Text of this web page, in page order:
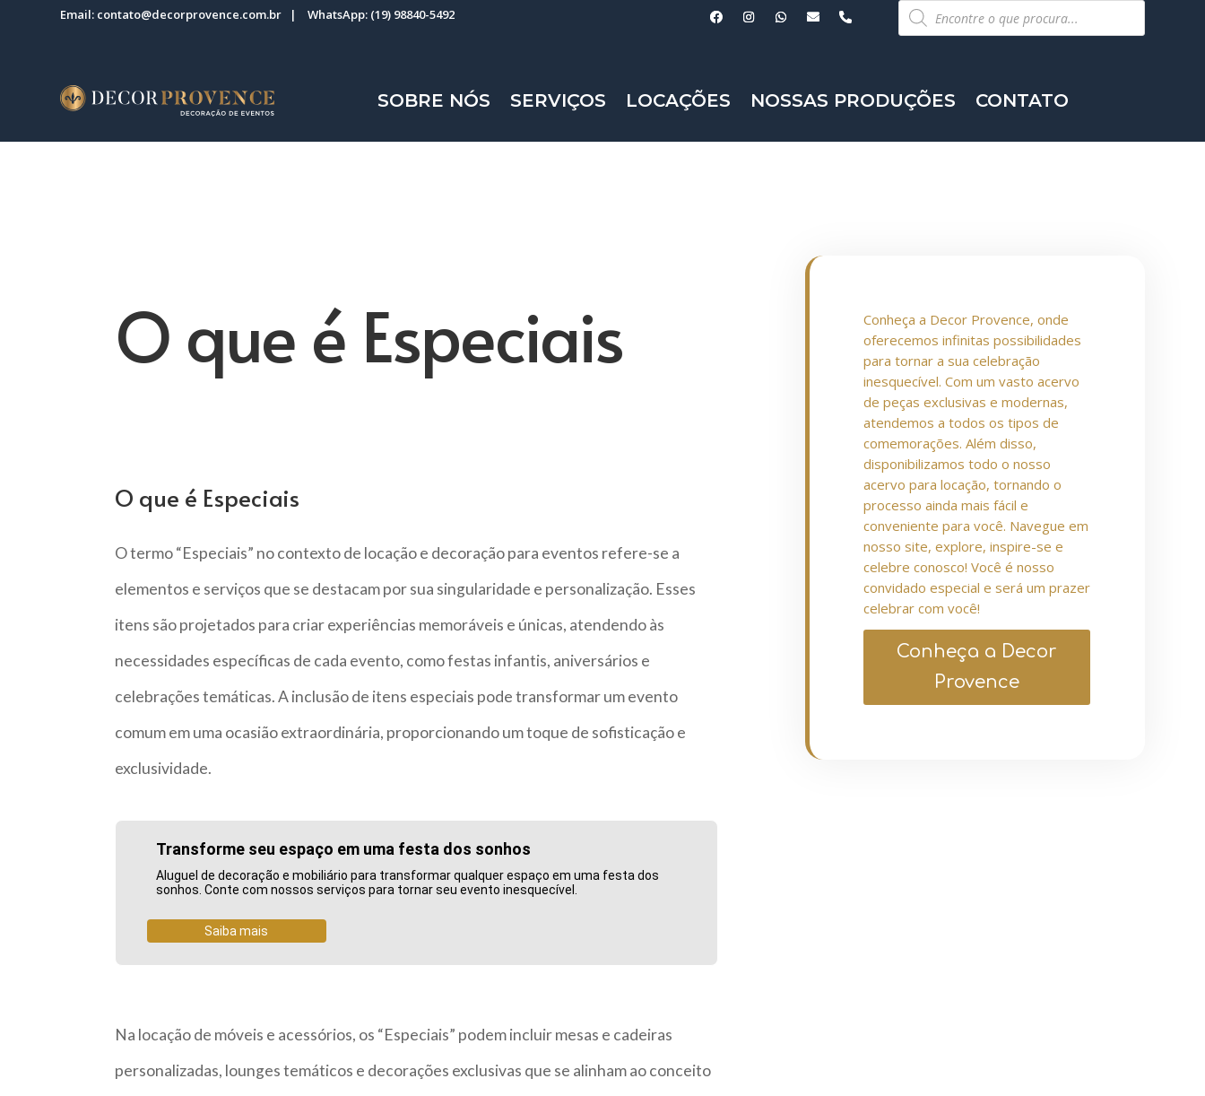
Email: contato@decorprovence.com.br | WhatsApp: (19) 98840-5492
Pesquisar
produtos
SOBRE NÓS SERVIÇOS LOCAÇÕES NOSSAS PRODUÇÕES CONTATO
O que é Especiais
O que é Especiais
O termo “Especiais” no contexto de locação e decoração para eventos refere-se a
elementos e serviços que se destacam por sua singularidade e personalização. Esses
itens são projetados para criar experiências memoráveis e únicas, atendendo às
necessidades específicas de cada evento, como festas infantis, aniversários e
celebrações temáticas. A inclusão de itens especiais pode transformar um evento
comum em uma ocasião extraordinária, proporcionando um toque de sofisticação e
exclusividade.
Transforme seu espaço em uma festa dos sonhos
Aluguel de decoração e mobiliário para transformar qualquer espaço em uma festa dos
sonhos. Conte com nossos serviços para tornar seu evento inesquecível.
Saiba mais
Na locação de móveis e acessórios, os “Especiais” podem incluir mesas e cadeiras
personalizadas, lounges temáticos e decorações exclusivas que se alinham ao conceito
Conheça a Decor Provence, onde
oferecemos infinitas possibilidades
para tornar a sua celebração
inesquecível. Com um vasto acervo
de peças exclusivas e modernas,
atendemos a todos os tipos de
comemorações. Além disso,
disponibilizamos todo o nosso
acervo para locação, tornando o
processo ainda mais fácil e
conveniente para você. Navegue em
nosso site, explore, inspire-se e
celebre conosco! Você é nosso
convidado especial e será um prazer
celebrar com você!
Conheça a Decor
Provence